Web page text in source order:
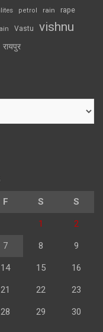
petrol rain rape
Vastu vishnu
रायपुर
F S S
1 2
7 8 9
14 15 16
21 22 23
28 29 30